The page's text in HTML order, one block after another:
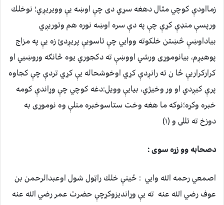
زمااودې كوچي مثال دهغه سړي دى چې اوښه يې وويريږي؛ نوخلك
ورپسې منډې کړې چې په دې سره اوښه نوره هم وتوريږي
بياداوښې څښتن خلكوته ووايي چې تاسويې پريږدئ زه يې په مزاج
پوهيږم، بيانوموړى ورشي اووښې ته دكجوري يوه څانګه وروښيي او
كراركراريې ځا ن ته رانږدې كړي اوخوشحاله يې كړي تردې چې كجاوه
پرې كيږدي او ور وخيژي، بيايې وويل:دغه كوچي چې وړاندې كومه
خبره وكړه؛نوكه ما هغه وخت ستاسوخبره منلې وه نوموړى به
دوزخ ته تللى و (۱)
دصحابه وو زړه سوی :
اصمعي رحمه الله وايي : ځينې خلك راټول شول اوعبدالرحمن بن
عوف رضي الله عنه ته يې وړانديزوكړچې حضرت عمر رضي الله عنه